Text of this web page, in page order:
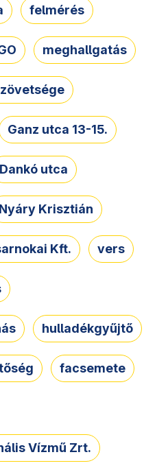
felmérés
meghallgatás
Ganz utca 13-15.
Dankó utca
Nyáry Krisztián
Kft. vers
hulladékgyűjtő
facsemete
Vízmű Zrt.